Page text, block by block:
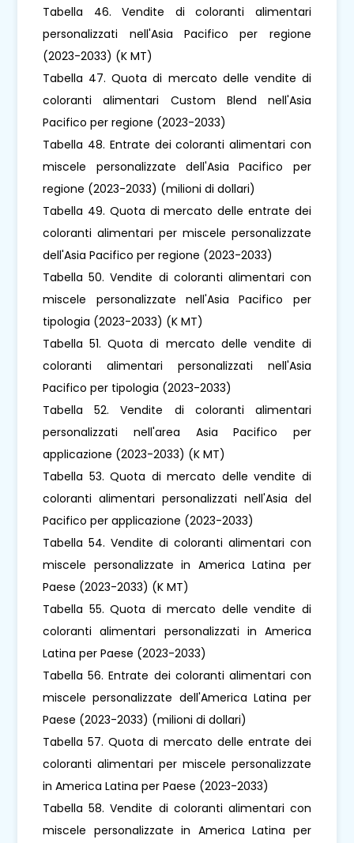
Tabella 46. Vendite di coloranti alimentari
personalizzati nell'Asia Pacifico per regione
(2023-2033) (K MT)
Tabella 47. Quota di mercato delle vendite di
coloranti alimentari Custom Blend nell'Asia
Pacifico per regione (2023-2033)
Tabella 48. Entrate dei coloranti alimentari con
miscele personalizzate dell'Asia Pacifico per
regione (2023-2033) (milioni di dollari)
Tabella 49. Quota di mercato delle entrate dei
coloranti alimentari per miscele personalizzate
dell'Asia Pacifico per regione (2023-2033)
Tabella 50. Vendite di coloranti alimentari con
miscele personalizzate nell'Asia Pacifico per
tipologia (2023-2033) (K MT)
Tabella 51. Quota di mercato delle vendite di
coloranti alimentari personalizzati nell'Asia
Pacifico per tipologia (2023-2033)
Tabella 52. Vendite di coloranti alimentari
personalizzati nell'area Asia Pacifico per
applicazione (2023-2033) (K MT)
Tabella 53. Quota di mercato delle vendite di
coloranti alimentari personalizzati nell'Asia del
Pacifico per applicazione (2023-2033)
Tabella 54. Vendite di coloranti alimentari con
miscele personalizzate in America Latina per
Paese (2023-2033) (K MT)
Tabella 55. Quota di mercato delle vendite di
coloranti alimentari personalizzati in America
Latina per Paese (2023-2033)
Tabella 56. Entrate dei coloranti alimentari con
miscele personalizzate dell'America Latina per
Paese (2023-2033) (milioni di dollari)
Tabella 57. Quota di mercato delle entrate dei
coloranti alimentari per miscele personalizzate
in America Latina per Paese (2023-2033)
Tabella 58. Vendite di coloranti alimentari con
miscele personalizzate in America Latina per